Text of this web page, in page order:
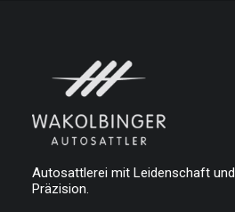
Autosattlerei mit Leidenschaft und
Präzision.